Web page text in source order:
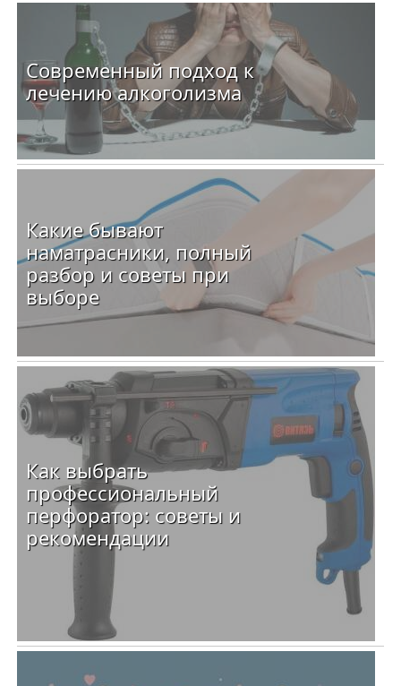
Современный подход к
лечению алкоголизма
Какие бывают
наматрасники, полный
разбор и советы при
выборе
Как выбрать
профессиональный
перфоратор: советы и
рекомендации